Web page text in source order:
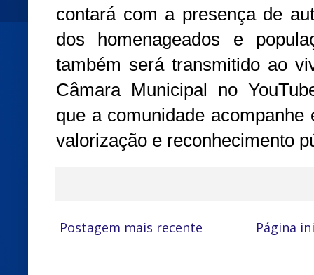
contará com a presença de
dos homenageados e
também será transmitido ao
Câmara Municipal no
que a comunidade
valorização e reconhecimento
Postagem mais recente Página